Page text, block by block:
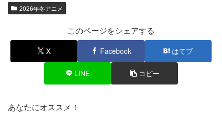
2026年冬アニメ
このページをシェアする
X Facebook はてブ
LINE コピー
あなたにオススメ！